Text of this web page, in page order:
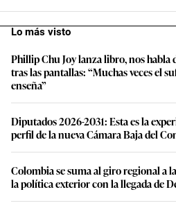
Lo más visto
Phillip Chu Joy lanza libro, nos habla
tras las pantallas: “Muchas veces el
enseña”
Diputados 2026-2031: Esta es la
perfil de la nueva Cámara Baja del
Colombia se suma al giro regional a
la política exterior con la llegada de